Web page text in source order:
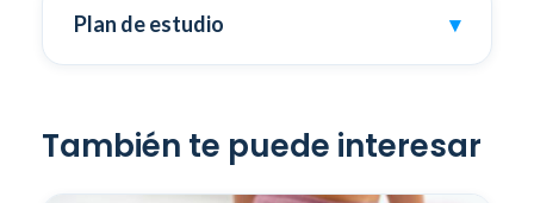
Plan de estudio ▾
También te puede interesar